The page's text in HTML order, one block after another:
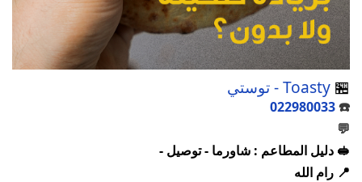
🏪 Toasty - توستي
☎️
022980033
💬
🥪 دليل المطاعم : شاورما - توصيل -
📍 رام الله